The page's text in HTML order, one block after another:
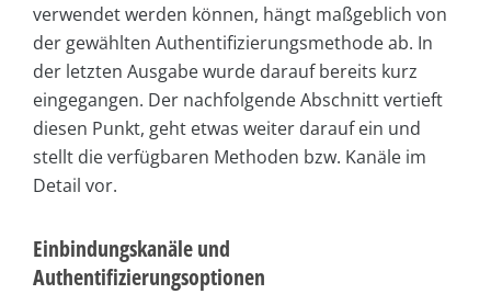
verwendet werden können, hängt maßgeblich von
der gewählten Authentifizierungsmethode ab. In
der letzten Ausgabe wurde darauf bereits kurz
eingegangen. Der nachfolgende Abschnitt vertieft
diesen Punkt, geht etwas weiter darauf ein und
stellt die verfügbaren Methoden bzw. Kanäle im
Detail vor.
Einbindungskanäle und
Authentifizierungsoptionen